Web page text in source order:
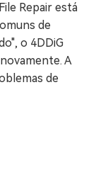
Repair está
de
o 4DDiG
A
de